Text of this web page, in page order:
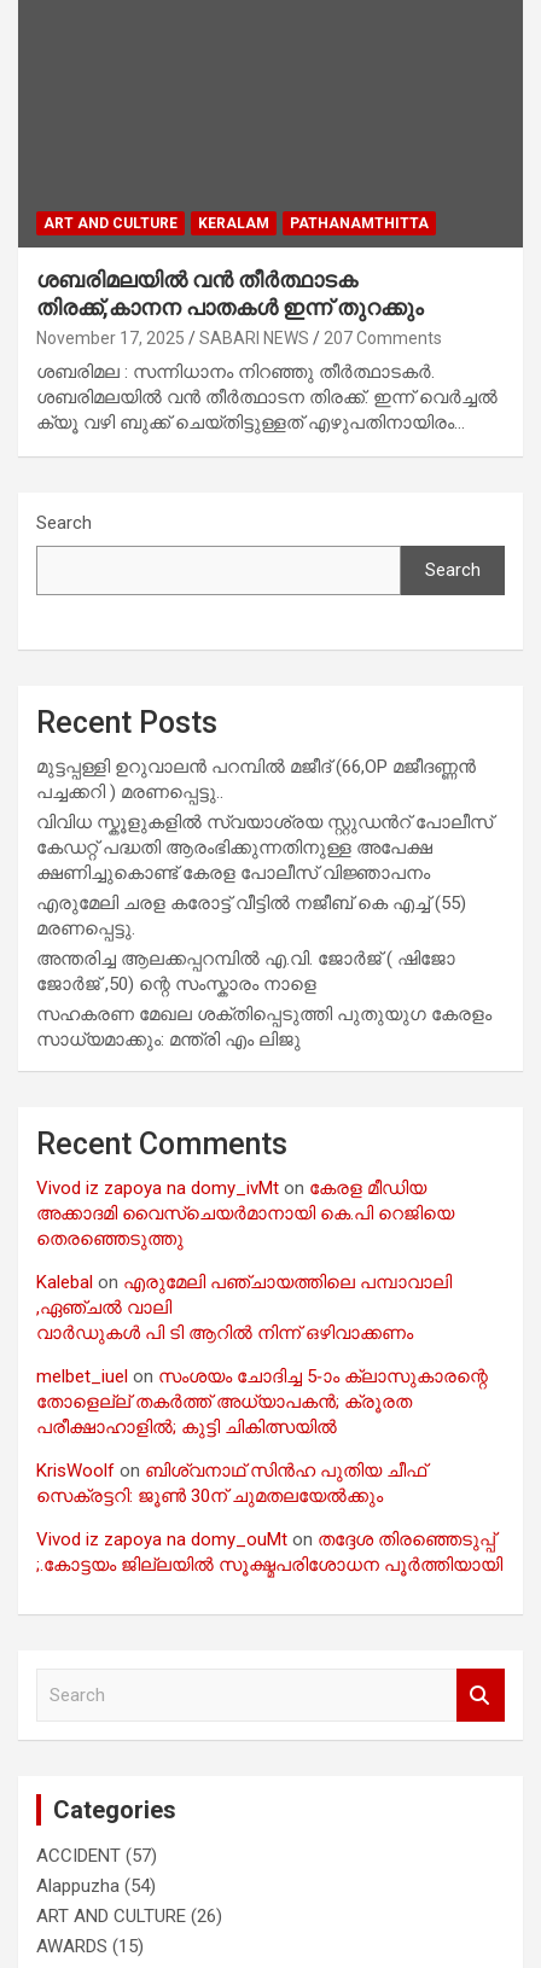
ART AND CULTURE KERALAM PATHANAMTHITTA
ശബരിമലയിൽ വൻ തീർത്ഥാടക
തിരക്ക്,കാനന പാതകൾ ഇന്ന് തുറക്കും
November 17, 2025 SABARI NEWS 207 Comments
ശബരിമല : സന്നിധാനം നിറഞ്ഞു തീർത്ഥാടകർ.
ശബരിമലയിൽ വൻ തീർത്ഥാടന തിരക്ക്. ഇന്ന് വെർച്ചൽ
ക്യൂ വഴി ബുക്ക് ചെയ്തിട്ടുള്ളത് എഴുപതിനായിരം…
Search
Search
Recent Posts
മുട്ടപ്പള്ളി ഉറുവാലൻ പറമ്പിൽ മജീദ് (66,OP മജീദണ്ണൻ
പച്ചക്കറി ) മരണപ്പെട്ടു..
വിവിധ സ്കൂളുകളില്‍ സ്വയാശ്രയ സ്റ്റുഡന്‍റ് പോലീസ്
കേഡറ്റ് പദ്ധതി ആരംഭിക്കുന്നതിനുള്ള അപേക്ഷ
ക്ഷണിച്ചുകൊണ്ട് കേരള പോലീസ് വിജ്ഞാപനം
എരുമേലി ചരള കരോട്ട് വീട്ടിൽ നജീബ് കെ എച്ച് (55)
മരണപ്പെട്ടു.
അന്തരിച്ച ആ​ല​ക്ക​പ്പ​റമ്പിൽ​ എ.​വി. ജോ​ർ​ജ് ( ഷിജോ
ജോർജ് ,50) ന്റെ സംസ്കാരം നാളെ
സഹകരണ മേഖല ശക്തിപ്പെടുത്തി പുതുയുഗ കേരളം
സാധ്യമാക്കും: മന്ത്രി എം ലിജു
Recent Comments
Vivod iz zapoya na domy_ivMt on കേരള മീഡിയ
അക്കാദമി വൈസ്ചെയർമാനായി കെ.പി റെജിയെ
തെരഞ്ഞെടുത്തു
Kalebal on എരുമേലി പഞ്ചായത്തിലെ പമ്പാവാലി
,ഏഞ്ചൽ വാലി
വാർഡുകൾ പി ടി ആറിൽ നിന്ന് ഒഴിവാക്കണം
melbet_iuel on സംശയം ചോദിച്ച 5-ാം ക്ലാസുകാരന്റെ
തോളെല്ല് തകർത്ത് അധ്യാപകൻ; ക്രൂരത
പരീക്ഷാഹാളിൽ; കുട്ടി ചികിത്സയിൽ
KrisWoolf on ബിശ്വനാഥ് സിൻഹ പുതിയ ചീഫ്
സെക്രട്ടറി: ജൂൺ 30ന് ചുമതലയേൽക്കും
Vivod iz zapoya na domy_ouMt on തദ്ദേശ തിരഞ്ഞെടുപ്പ്
;.കോട്ടയം ജില്ലയിൽ സൂക്ഷ്മപരിശോധന പൂർത്തിയായി
Categories
ACCIDENT (57)
Alappuzha (54)
ART AND CULTURE (26)
AWARDS (15)